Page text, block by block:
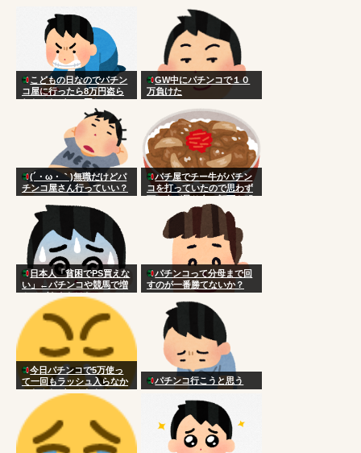
こどもの日なのでパチン
コ屋に行ったら8万円盗ら
れたんだがこの国おかしい
GW中にパチンコで１０
万負けた
(´・ω・｀)無職だけどパ
チンコ屋さん行っていい？
パチ屋でチー牛がパチン
コを打っていたので思わず
頭に血が昇り台に顔面を叩
きつけた
日本人「貧困でPS買えな
い」←パチンコや競馬で増
やせばええだけなのにアホ
パチンコって分母まで回
すのが一番勝てないか？
今日パチンコで5万使っ
て一回もラッシュ入らなか
ったんだがこんなもん？
パチンコ行こうと思う